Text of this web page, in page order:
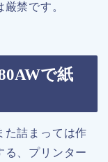
禁です。
で紙
た詰まっては作
る、プリンター